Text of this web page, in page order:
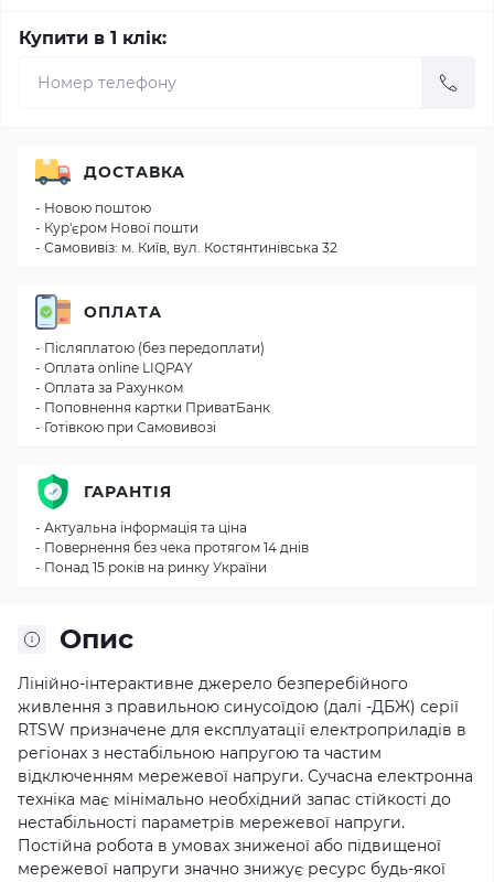
Купити в 1 клік:
Опис
Лінійно-інтерактивне джерело безперебійного
живлення з правильною синусоїдою (далі -ДБЖ) серії
RTSW призначене для експлуатації електроприладів в
регіонах з нестабільною напругою та частим
відключенням мережевої напруги. Сучасна електронна
техніка має мінімально необхідний запас стійкості до
нестабільності параметрів мережевої напруги.
Постійна робота в умовах зниженої або підвищеної
мережевої напруги значно знижує ресурс будь-якої
ДОСТАВКА
- Новою поштою
- Кур'єром Нової пошти
- Самовивіз: м. Київ, вул. Костянтинівська 32
ОПЛАТА
- Післяплатою (без передоплати)
- Оплата online LIQPAY
- Оплата за Рахунком
- Поповнення картки ПриватБанк
- Готівкою при Самовивозі
ГАРАНТІЯ
- Актуальна інформація та ціна
- Повернення без чека протягом 14 днів
- Понад 15 років на ринку України